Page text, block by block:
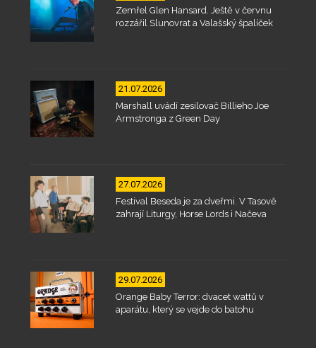
Zemřel Glen Hansard. Ještě v červnu
rozzářil Slunovrat a Valašský špalíček
21.07.2026
Marshall uvádí zesilovač Billieho Joe
Armstronga z Green Day
27.07.2026
Festival Beseda je za dveřmi. V Tasově
zahrají Liturgy, Horse Lords i Načeva
29.07.2026
Orange Baby Terror: dvacet wattů v
aparátu, který se vejde do batohu